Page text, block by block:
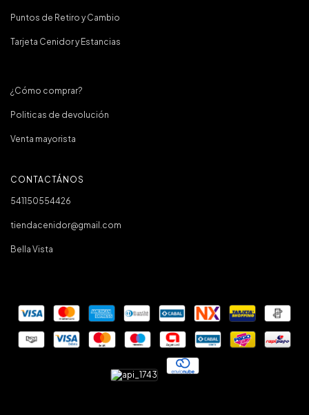
Puntos de Retiro y Cambio
Tarjeta Cenidor y Estancias
¿Cómo comprar?
Politicas de devolución
Venta mayorista
CONTACTÁNOS
541150554426
tiendacenidor@gmail.com
Bella Vista